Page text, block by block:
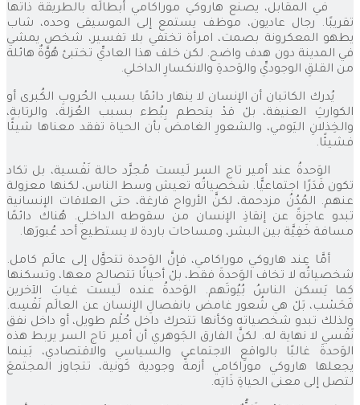
في المقابل، يصنع هاروكي موراكامي أبطالَه بالطريقة ذاتها
تقريبًا. رجال عاديون، موظف يستمع إلى الموسيقى وحده، شاب
يطهو المعكرونة بصمت، امرأة تختفي بلا تفسير، شخص يمشي
في المدينة دون هدف واضح. لكن خلف هذا العاديِّ تختبئ هُوَّةٌ هائلة
من القلقِ الوجوديِّ والوَحدةِ والانكسارِ الداخلي.
يُدرك الكاتبان أن الإنسان لا ينهار دائمًا بسبب الحُروبِ الكُبرى أو
الكوارثِ العنيفة، بلْ قدْ يتحطم بِبُطء بسبب العُزلة، والرتابة،
والخِذلانِ اليَومي، والشعورِ الغامض بأن الحياة تفقد معناها شيئًا
فشيئًا.
الوَحدةُ عند أمير تاج السر لَيست مُجرَّد حالة نَفْسية، بل تكاد
تكون قَدَرًا اجتماعيًّا. شخصياتُه تعيش وسط الناس، لكنها معزولة
عنهم. المُدُنُ مزدحمة، لكنَّ الأرواح فارغة، حتى العلاقات الإنسانية
تبدو عاجزةً عن إنقاذِ الإنسان من سقوطه الداخلي. هُناك دائمًا
مسافة خَفِيَّة بين البشر، ومساحات باردة لا يستطيع أحد عُبورَها.
أمَّا عِند هاروكي موراكامي، فإنَّ الوَحدة تتحوَّل إلى عالَم كامل.
شخصياتُه لا تخاف الوَحدةَ فقط، بلْ أحيانًا تتصالح معها، وتسكنها
كما يَسكن الناسُ بُيُوتَهم. الوَحدةُ عنده لَيست غيابَ الآخرين
فَحَسْب، بَلْ هي شُعور غامض بانفصالِ الإنسان عن العالَم نَفْسِه.
ولذلك تبدو شخصياته وكأنها تتحرك داخل حُلْم طويل، أو داخل نفق
نَفْسي لا نهاية له. لكنَّ الفارق الجَوهري أن أمير تاج السر يربط هذه
الوَحدةَ غالبًا بالواقعِ الاجتماعي والسياسي والاقتصادي، بَينما
يجعلها هاروكي موراكامي أزمةً وجودية كَونية، تتجاوز المجتمعَ
لتصل إلى معنى الحياةِ ذَاتِه.